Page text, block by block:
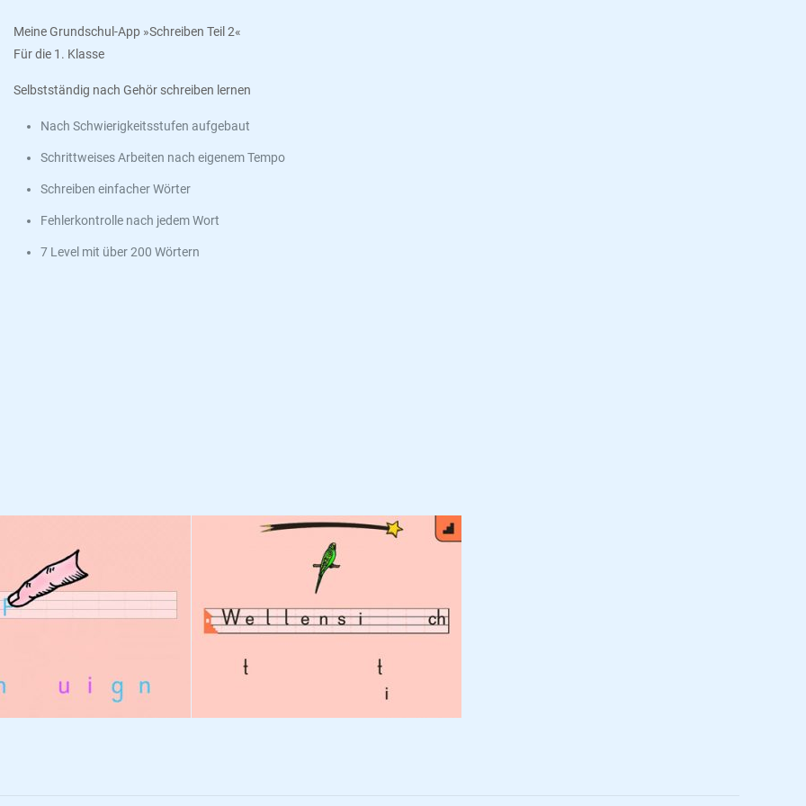
Meine Grundschul-App »Schreiben Teil 2«
Für die 1. Klasse
Selbstständig nach Gehör schreiben lernen
Nach Schwierigkeitsstufen aufgebaut
Schrittweises Arbeiten nach eigenem Tempo
Schreiben einfacher Wörter
Fehlerkontrolle nach jedem Wort
7 Level mit über 200 Wörtern